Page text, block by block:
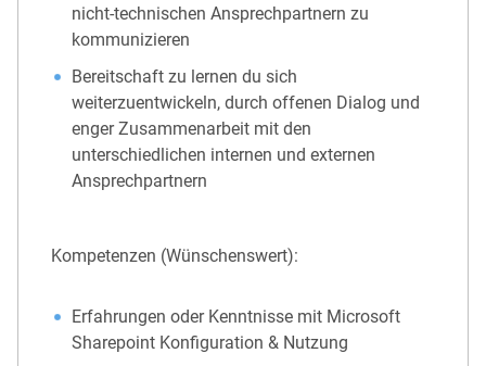
nicht-technischen Ansprechpartnern zu
kommunizieren
Bereitschaft zu lernen du sich
weiterzuentwickeln, durch offenen Dialog und
enger Zusammenarbeit mit den
unterschiedlichen internen und externen
Ansprechpartnern
Kompetenzen (Wünschenswert):
Erfahrungen oder Kenntnisse mit Microsoft
Sharepoint Konfiguration & Nutzung